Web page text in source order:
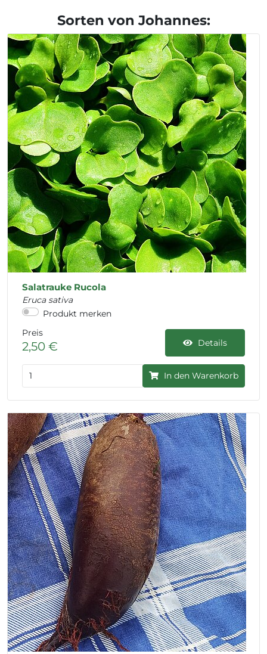
Sorten von Johannes:
Salatrauke Rucola
Eruca sativa
Produkt merken
Preis
2,50 € Details
In den Warenkorb